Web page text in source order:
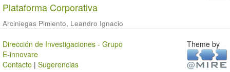
Plataforma Corporativa
Arciniegas Pimiento, Leandro Ignacio
Dirección de Investigaciones - Grupo
E-innovare
Contacto | Sugerencias
Theme by